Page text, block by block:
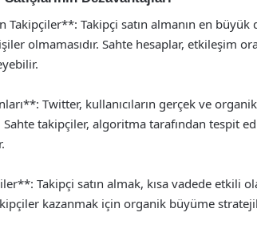
Takipçiler**: Takipçi satın almanın en
olmamasıdır. Sahte hesaplar, etkileşim
Twitter, kullanıcıların gerçek ve
takipçiler, algoritma tarafından tespit
Takipçi satın almak, kısa vadede etkili
kazanmak için organik büyüme